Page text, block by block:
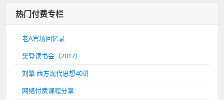
热门付费专栏
老A官场回忆录
樊登读书会（2017）
刘擎·西方现代思想40讲
网络付费课程分享